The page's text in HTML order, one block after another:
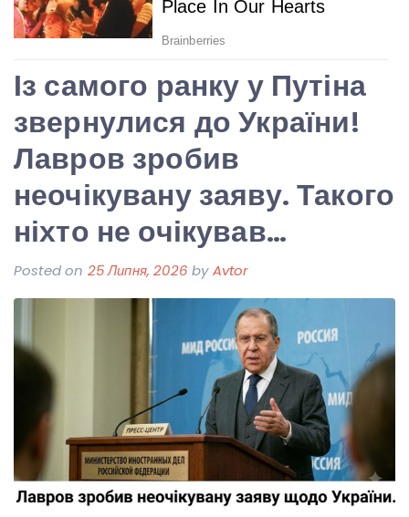
Із самого ранку у Путіна
звернулися до України!
Лавров зробив
неочікувану заяву. Такого
ніхто не очікував…
Posted on 25 Липня, 2026 byAvtor